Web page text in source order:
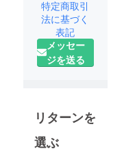
スポーツ・
ボクシング
を通じて夢
や元気をお
届けする
別のスポー
ツと比べて
もすごく大
特定商取引
法に基づく
表記
メッセー
ジを送る
リターンを
選ぶ